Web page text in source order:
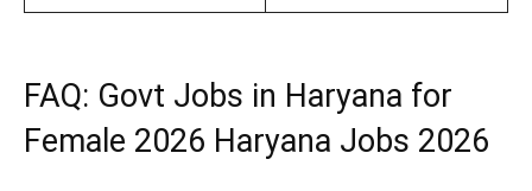
FAQ: Govt Jobs in Haryana for
Female 2026 Haryana Jobs 2026